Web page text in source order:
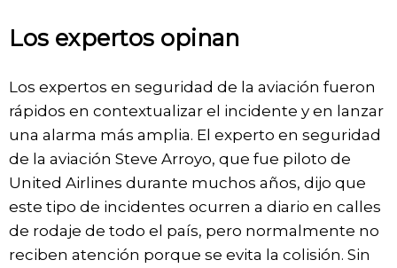
Los expertos opinan
Los expertos en seguridad de la aviación fueron
rápidos en contextualizar el incidente y en lanzar
una alarma más amplia. El experto en seguridad
de la aviación Steve Arroyo, que fue piloto de
United Airlines durante muchos años, dijo que
este tipo de incidentes ocurren a diario en calles
de rodaje de todo el país, pero normalmente no
reciben atención porque se evita la colisión. Sin